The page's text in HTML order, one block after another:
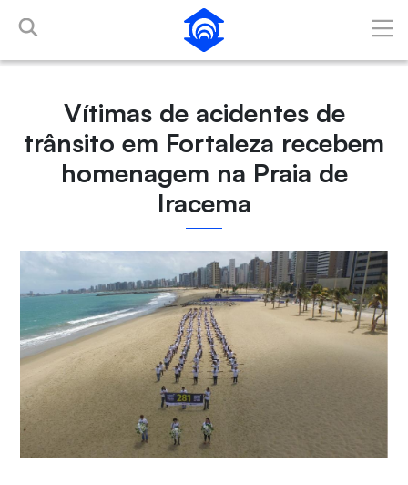
Pular para o Conteúdo principal
Vítimas de acidentes de
trânsito em Fortaleza recebem
homenagem na Praia de
Iracema